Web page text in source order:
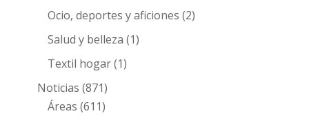
Ocio, deportes y aficiones (2)
Salud y belleza (1)
Textil hogar(1)
Noticias (871)
Áreas (611)